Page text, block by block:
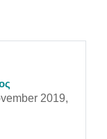
2019,